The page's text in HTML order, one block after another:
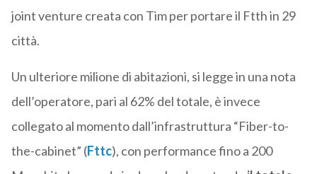
joint venture creata con Tim per portare il Ftth in 29
città.
Un ulteriore milione di abitazioni, si legge in una nota
dell’operatore, pari al 62% del totale, è invece
collegato al momento dall’infrastruttura “Fiber-to-
the-cabinet” (Fttc), con performance fino a 200